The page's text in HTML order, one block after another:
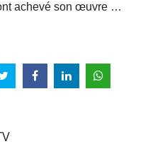
achevé son œuvre …